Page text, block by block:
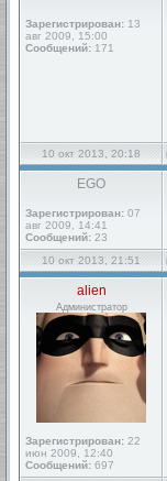
Зарегистрирован: 13
авг 2009, 15:00
Сообщений: 171
10 окт 2013, 20:18
EGO
Зарегистрирован: 07
авг 2009, 14:41
Сообщений: 23
10 окт 2013, 21:51
alien
Администратор
Зарегистрирован: 22
июн 2009, 12:40
Сообщений: 697